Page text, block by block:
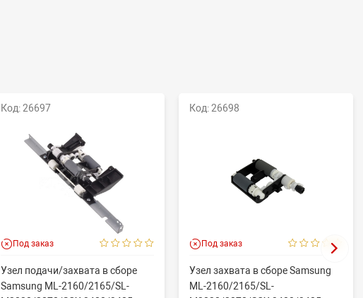
Код: 26697
Под заказ
Узел подачи/захвата в сборе
Samsung ML-2160/2165/SL-
Код: 26698
Под заказ
Узел захвата в сборе Samsung
ML-2160/2165/SL-